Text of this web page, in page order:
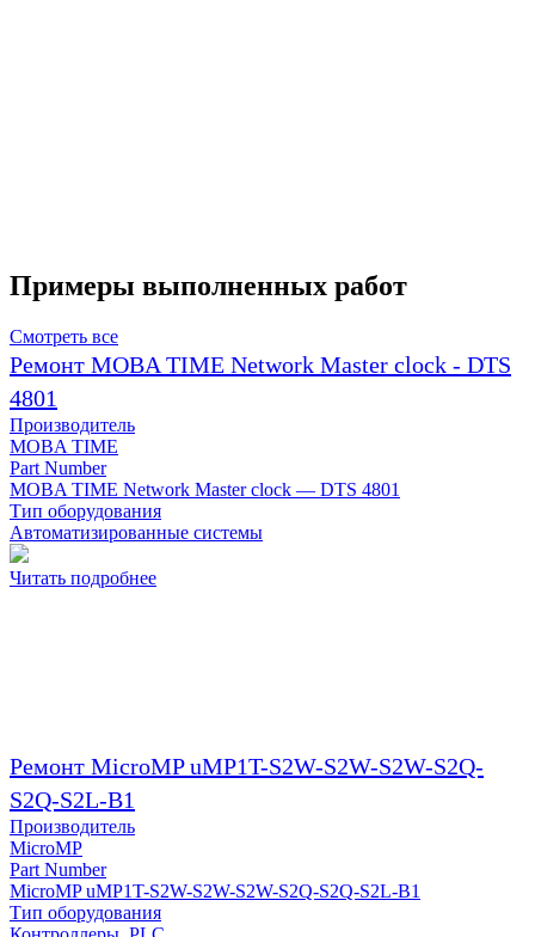
Примеры выполненных работ
Смотреть все
Ремонт MOBA TIME Network Master clock - DTS
4801
Производитель
MOBA TIME
Part Number
MOBA TIME Network Master clock — DTS 4801
Тип оборудования
Автоматизированные системы
Читать подробнее
Ремонт MicroMP uMP1T-S2W-S2W-S2W-S2Q-
S2Q-S2L-B1
Производитель
MicroMP
Part Number
MicroMP uMP1T-S2W-S2W-S2W-S2Q-S2Q-S2L-B1
Тип оборудования